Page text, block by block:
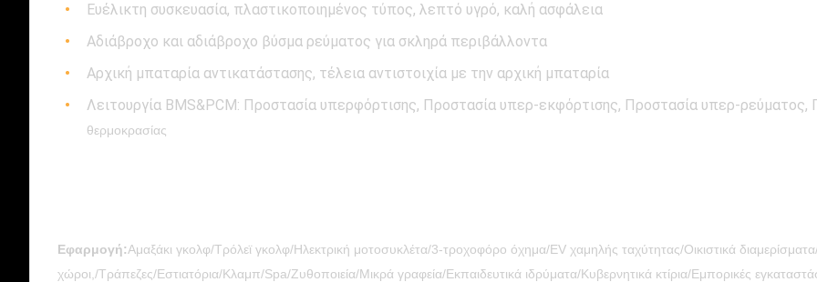
Ευέλικτη συσκευασία, πλαστικοποιημένος τύπος, λεπτό υγρό, καλή ασφάλεια
Αδιάβροχο και αδιάβροχο βύσμα ρεύματος για σκληρά περιβάλλοντα
​​Αρχική μπαταρία αντικατάστασης, τέλεια αντιστοιχία με την αρχική μπαταρία
Λειτουργία BMS&PCM: Προστασία υπερφόρτισης, Προστασία υπερ-εκφόρτισης, Προστασία υπερ-
θερμοκρασίας
Εφαρμογή:Αμαξάκι γκολφ/Τρόλεϊ γκολφ/Ηλεκτρική μοτοσυκλέτα/3-τροχοφόρο όχημα/EV χαμηλής ταχύτητας/Οικιστικά διαμερίσματα/
χώροι,/Τράπεζες/Εστιατόρια/Κλαμπ/Spa/Ζυθοποιεία/Μικρά γραφεία/Εκπαιδευτικά ιδρύματα/Κυβερνητικά κτίρια/Εμπορικές